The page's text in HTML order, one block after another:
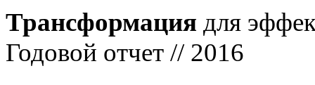
Трансформация для
Годовой отчет // 2016